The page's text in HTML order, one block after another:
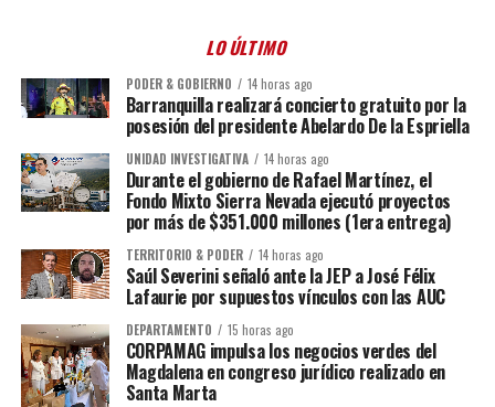
LO ÚLTIMO
PODER & GOBIERNO 14 horas ago
Barranquilla realizará concierto gratuito por la
posesión del presidente Abelardo De la Espriella
UNIDAD INVESTIGATIVA 14 horas ago
Durante el gobierno de Rafael Martínez, el
Fondo Mixto Sierra Nevada ejecutó proyectos
por más de $351.000 millones (1era entrega)
TERRITORIO & PODER 14 horas ago
Saúl Severini señaló ante la JEP a José Félix
Lafaurie por supuestos vínculos con las AUC
DEPARTAMENTO 15 horas ago
CORPAMAG impulsa los negocios verdes del
Magdalena en congreso jurídico realizado en
Santa Marta